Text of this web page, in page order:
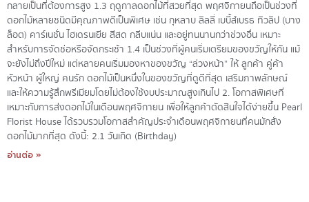
กลายเป็นที่ต้องการสูง 1.3 ฤดูกาลดอกไม้ที่สวยที่สุด พฤศจิกายนถือเป็นช่วงที่
ดอกไม้หลายชนิดมีคุณภาพดีเป็นพิเศษ เช่น กุหลาบ ลิลลี่ เบบี้ส์เบรธ ทิวลิป (บาง
ล็อต) คาร์เนชั่น ไฮเดรนเยีย สีสด กลีบแน่น และอยู่ทนนานกว่าช่วงอื่น เหมาะ
สำหรับการจัดช่อหรือจัดกระเช้า 1.4 เป็นช่วงที่ผู้คนเริ่มเตรียมของขวัญให้กัน แม้
จะยังไม่ถึงปีใหม่ แต่หลายคนเริ่มมองหาของขวัญ “ล่วงหน้า” ให้ ลูกค้า คู่ค้า
หัวหน้า ผู้ใหญ่ คนรัก ดอกไม้เป็นหนึ่งในของขวัญที่ดูดีที่สุด เสริมภาพลักษณ์
และให้ความรู้สึกพรีเมียมโดยไม่ต้องใช้งบประมาณสูงเกินไป 2. โอกาสพิเศษที่
เหมาะกับการส่งดอกไม้ในเดือนพฤศจิกายน เพื่อให้ลูกค้าตัดสินใจได้ง่ายขึ้น Pearl
Florist House ได้รวบรวมโอกาสสำคัญประจำเดือนพฤศจิกายนที่คนมักสั่ง
ดอกไม้มากที่สุด ดังนี้: 2.1 วันเกิด (Birthday)
อ่านต่อ »